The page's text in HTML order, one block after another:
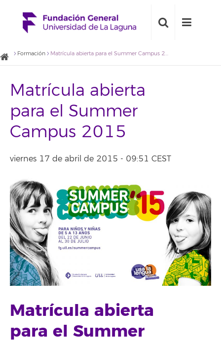
Formación Matrícula abierta para el Summer Campus 2015
Matrícula abierta
para el Summer
Campus 2015
viernes 17 de abril de 2015 - 09:51 CEST
Matrícula abierta
para el Summer